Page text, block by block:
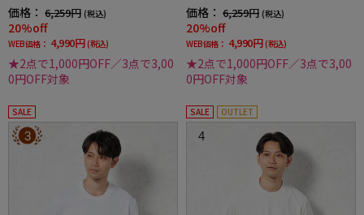
夏
価格： 6,259円 (税込)
20%off
WEB価格： 4,990円 (税込)
★2点で1,000円OFF／3点で3,00
0円OFF対象
価格： 6,259円 (税込)
20%off
WEB価格： 4,990円 (税込)
★2点で1,000円OFF／3点で3,00
0円OFF対象
SALE
3
SALE OUTLET
4